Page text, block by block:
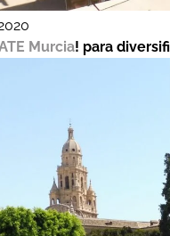
Murcia! para